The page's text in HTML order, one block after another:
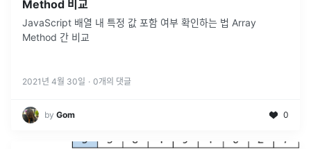
Method 비교
JavaScript 배열 내 특정 값 포함 여부 확인하는 법 Array
Method 간 비교
2021년 4월 30일 · 0개의 댓글
by Gom 0